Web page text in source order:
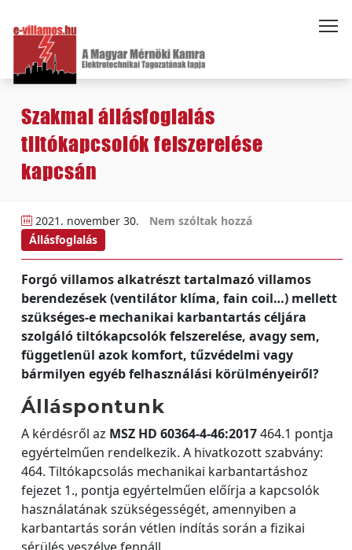
Szakmai állásfoglalás
tiltókapcsolók felszerelése
kapcsán
2021. november 30.
Nem szóltak hozzá
Állásfoglalás
Forgó villamos alkatrészt tartalmazó villamos
berendezések (ventilátor klíma, fain coil…) mellett
szükséges-e mechanikai karbantartás céljára
szolgáló tiltókapcsolók felszerelése, avagy sem,
függetlenül azok komfort, tűzvédelmi vagy
bármilyen egyéb felhasználási körülményeiről?
Álláspontunk
A kérdésről az MSZ HD 60364-4-46:2017464.1 pontja
egyértelműen rendelkezik. A hivatkozott szabvány:
464. Tiltókapcsolás mechanikai karbantartáshoz
fejezet 1., pontja egyértelműen előírja a kapcsolók
használatának szükségességét, amennyiben a
karbantartás során vétlen indítás során a fizikai